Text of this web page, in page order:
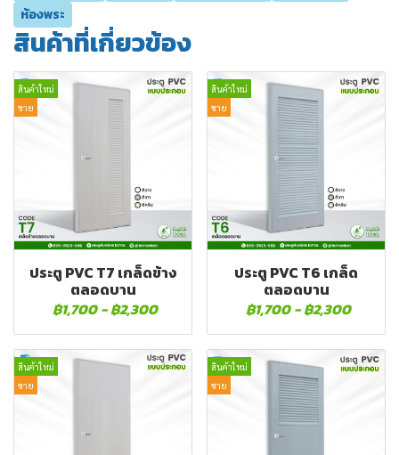
ห้องพระ
สินค้าที่เกี่ยวข้อง
สินค้าใหม่
ขาย
ประตู PVC T7 เกล็ดข้าง
ตลอดบาน
฿1,700 -฿2,300
สินค้าใหม่
ขาย
ประตู PVC T6 เกล็ด
ตลอดบาน
฿1,700 -฿2,300
สินค้าใหม่
ขาย
สินค้าใหม่
ขาย